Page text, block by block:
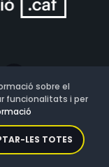
sobre el
funcionalitats i per
LES TOTES